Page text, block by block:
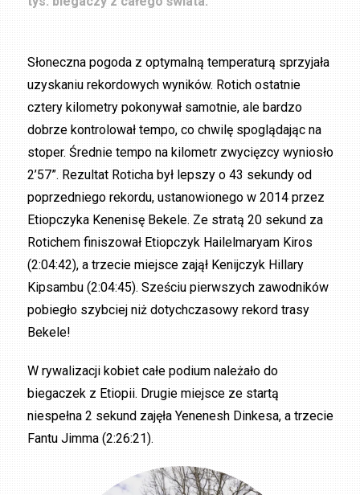
Słoneczna pogoda z optymalną temperaturą sprzyjała
uzyskaniu rekordowych wyników. Rotich ostatnie
cztery kilometry pokonywał samotnie, ale bardzo
dobrze kontrolował tempo, co chwilę spoglądając na
stoper. Średnie tempo na kilometr zwycięzcy wyniosło
2’57”. Rezultat Roticha był lepszy o 43 sekundy od
poprzedniego rekordu, ustanowionego w 2014 przez
Etiopczyka Kenenisę Bekele. Ze stratą 20 sekund za
Rotichem finiszował Etiopczyk Hailelmaryam Kiros
(2:04:42), a trzecie miejsce zajął Kenijczyk Hillary
Kipsambu (2:04:45). Sześciu pierwszych zawodników
pobiegło szybciej niż dotychczasowy rekord trasy
Bekele!
W rywalizacji kobiet całe podium należało do
biegaczek z Etiopii. Drugie miejsce ze startą
niespełna 2 sekund zajęła Yenenesh Dinkesa, a trzecie
Fantu Jimma (2:26:21).